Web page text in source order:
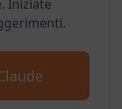
Iniziate